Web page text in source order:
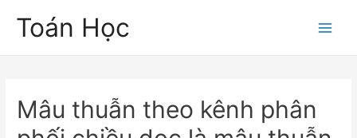
Toán Học
Mâu thuẫn theo kênh phân